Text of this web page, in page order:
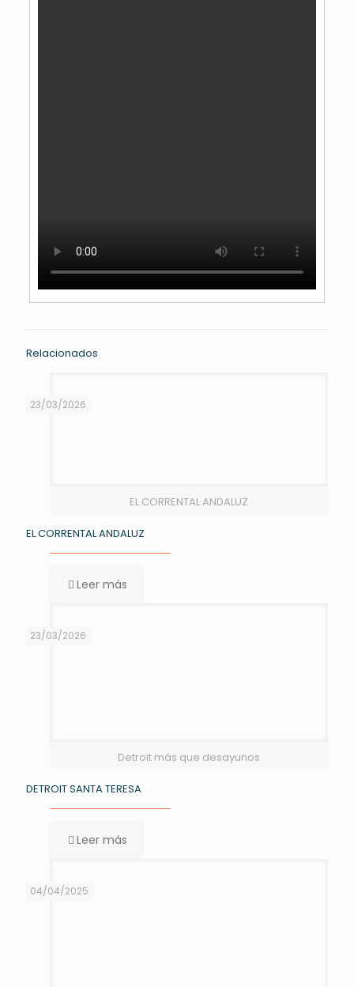
Relacionados
EL CORRENTAL ANDALUZ
23/03/2026
EL CORRENTAL ANDALUZ
Leer más
Detroit más que desayunos
23/03/2026
DETROIT SANTA TERESA
Leer más
04/04/2025